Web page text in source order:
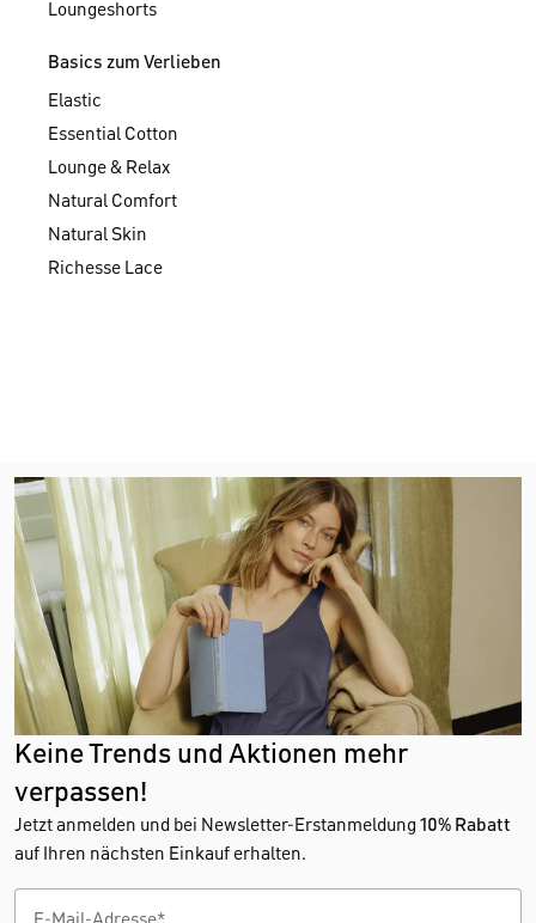
Loungeshorts
Basics zum Verlieben
Elastic
Essential Cotton
Lounge & Relax
Natural Comfort
Natural Skin
Richesse Lace
Keine Trends und Aktionen mehr
verpassen!
Jetzt anmelden und bei Newsletter-Erstanmeldung 10% Rabatt
auf Ihren nächsten Einkauf erhalten.